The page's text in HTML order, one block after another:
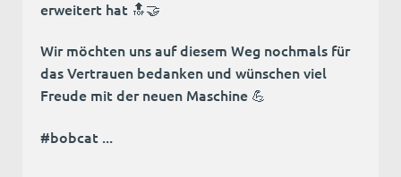
erweitert hat 🔝🤝
Wir möchten uns auf diesem Weg nochmals für
das Vertrauen bedanken und wünschen viel
Freude mit der neuen Maschine 💪
#bobcat ...